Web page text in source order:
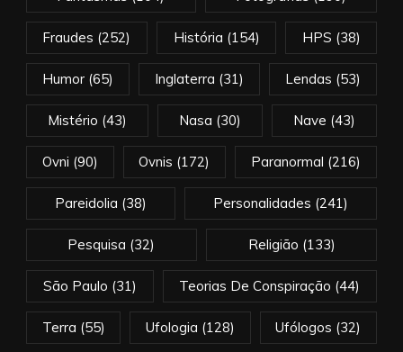
Fraudes (252) História (154) HPS (38)
Humor(65) Inglaterra (31) Lendas (53)
Mistério (43) Nasa (30) Nave (43)
Ovni (90) Ovnis (172) Paranormal (216)
Pareidolia (38) Personalidades (241)
Pesquisa (32) Religião (133)
São Paulo (31) Teorias De Conspiração (44)
Terra (55) Ufologia (128) Ufólogos (32)